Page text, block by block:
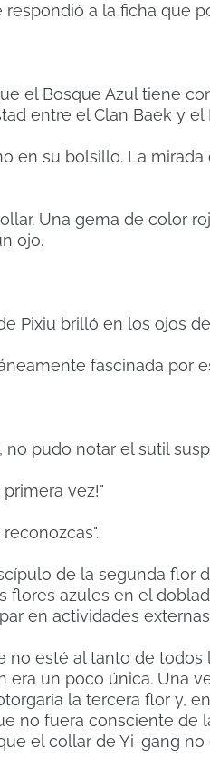
respondió a la ficha que
el Bosque Azul tiene
entre el Clan Baek y el
en su bolsillo. La
Una gema de color
ojo.
Pixiu brilló en los ojos
fascinada por
no pudo notar el sutil
vez!"
de la segunda flor
flores azules en el
en actividades
no esté al tanto de
era un poco única. Una
la tercera flor y,
no fuera consciente de
el collar de Yi-gang